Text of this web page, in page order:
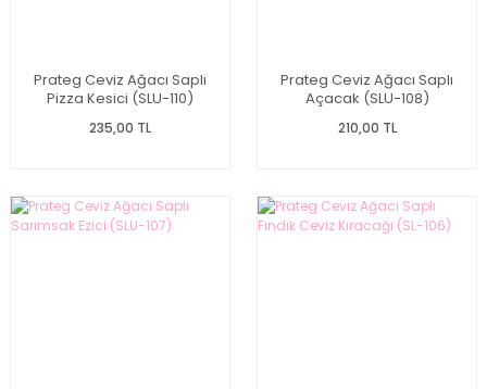
Prateg Ceviz Ağacı Saplı
Pizza Kesici (SLU-110)
235,00 TL
Prateg Ceviz Ağacı Saplı
Açacak (SLU-108)
210,00 TL